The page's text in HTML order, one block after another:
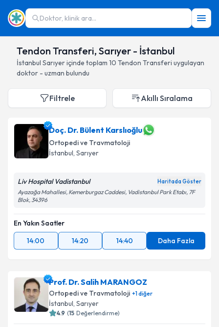
Doktor, klinik ara...
Tendon Transferi, Sarıyer - İstanbul
İstanbul Sarıyeriçinde toplam 10 Tendon Transferi uygulayan
doktor - uzman bulundu
Filtrele Akıllı Sıralama
Doç. Dr. Bülent Karslıoğlu
Ortopedi ve Travmatoloji
İstanbul, Sarıyer
Liv Hospital Vadistanbul Haritada Göster
Ayazağa Mahallesi, Kemerburgaz Caddesi, Vadistanbul Park Etabı, 7F
Blok, 34396
En Yakın Saatler
14:00
14:20 14:40 Daha Fazla
Prof. Dr. Salih MARANGOZ
Ortopedi ve Travmatoloji +1diğer
İstanbul, Sarıyer
4.9 (15 Değerlendirme)